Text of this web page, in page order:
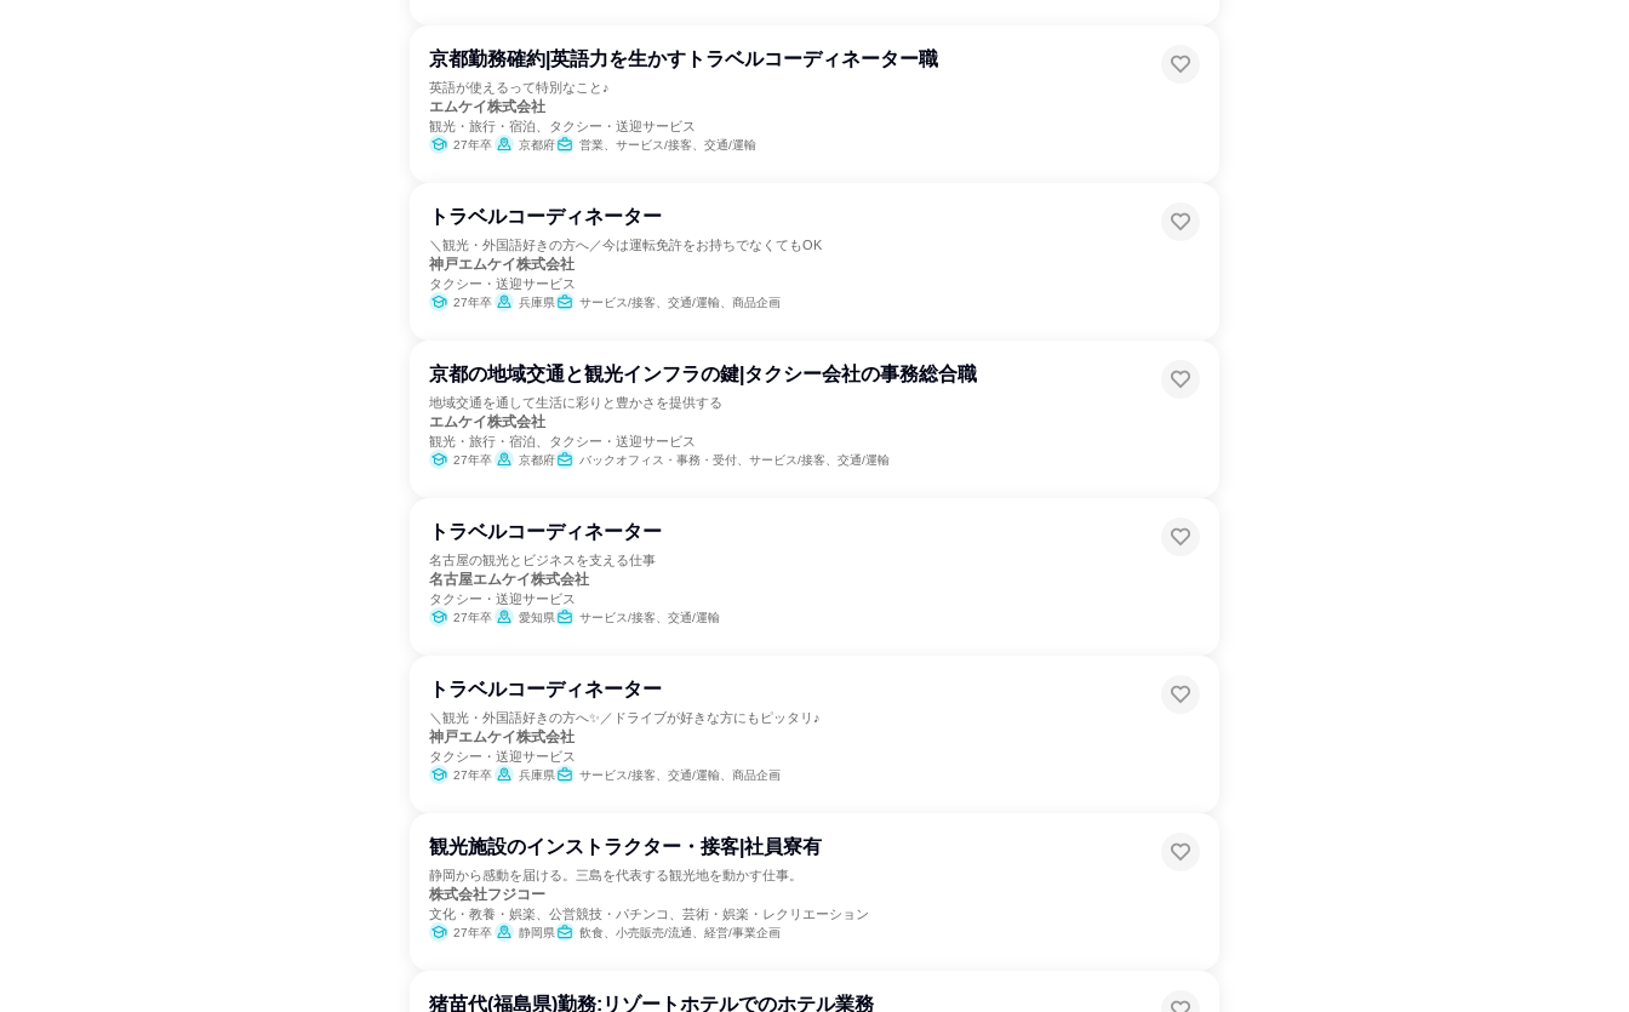
京都勤務確約|英語力を生かすトラベルコーディネーター職
英語が使えるって特別なこと♪
エムケイ株式会社
観光・旅行・宿泊、タクシー・送迎サービス
27年卒 京都府 営業、サービス/接客、交通/運輸
トラベルコーディネーター
＼観光・外国語好きの方へ／今は運転免許をお持ちでなくてもOK
神戸エムケイ株式会社
タクシー・送迎サービス
27年卒 兵庫県 サービス/接客、交通/運輸、商品企画
京都の地域交通と観光インフラの鍵|タクシー会社の事務総合職
地域交通を通して生活に彩りと豊かさを提供する
エムケイ株式会社
観光・旅行・宿泊、タクシー・送迎サービス
27年卒 京都府 バックオフィス・事務・受付、サービス/接客、交通/運輸
トラベルコーディネーター
名古屋の観光とビジネスを支える仕事
名古屋エムケイ株式会社
タクシー・送迎サービス
27年卒 愛知県 サービス/接客、交通/運輸
トラベルコーディネーター
＼観光・外国語好きの方へ✨／ドライブが好きな方にもピッタリ♪
神戸エムケイ株式会社
タクシー・送迎サービス
27年卒 兵庫県 サービス/接客、交通/運輸、商品企画
観光施設のインストラクター・接客|社員寮有
静岡から感動を届ける。三島を代表する観光地を動かす仕事。
株式会社フジコー
文化・教養・娯楽、公営競技・パチンコ、芸術・娯楽・レクリエーション
27年卒 静岡県 飲食、小売販売/流通、経営/事業企画
猪苗代(福島県)勤務:リゾートホテルでのホテル業務